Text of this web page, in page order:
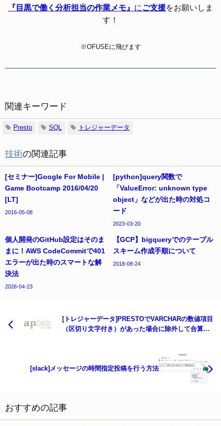
『目黒で働く分析担当の作業メモ』 に ご支援をお願いしま
す！
※OFUSEに飛びます
関連キーワード
Presto SQL トレジャーデータ
技術の関連記事
[セミナー]Google For Mobile |
Game Bootcamp 2016/04/20
[LT]
2016-05-08
[python]query関数で
「ValueError: unknown type
object」などが出た時の対処コ
ード
2023-03-20
個人開発のGitHub設定はそのま
まに！AWS CodeCommitで401
エラーが出た時のスマートな解
決法
2026-04-23
【GCP】bigqueryでのテーブル
スキーム作成手順について
2018-08-24
[トレジャーデータ]PRESTOでVARCHARの数値項目
（区切り文字付き）があった場合に除外して合算す
[slack]メッセージの時間指定投稿を行う方法
おすすめの記事